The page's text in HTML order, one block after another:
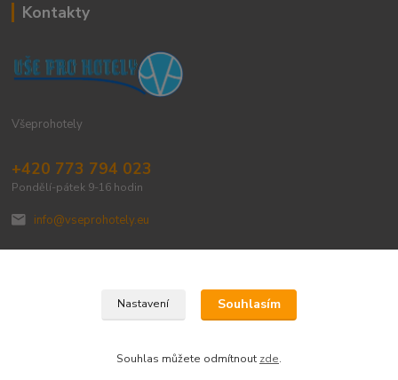
Kontakty
Všeprohotely
+420 773 794 023
Pondělí-pátek 9-16 hodin
info@vseprohotely.eu
Upravit sběr cookies.
Nastavení Souhlasím
Souhlas můžete odmítnout zde.